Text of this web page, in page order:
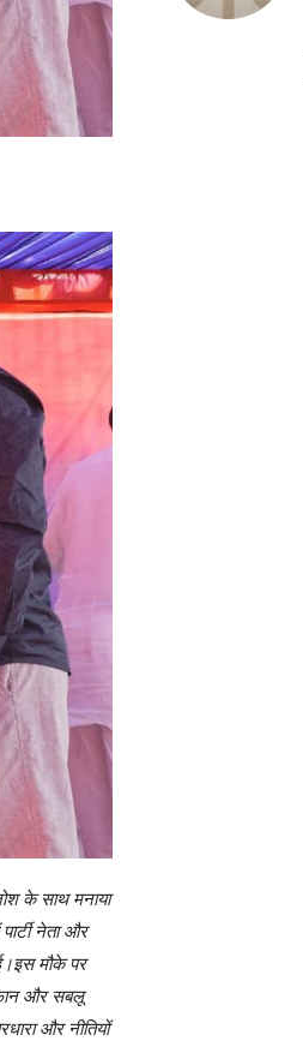
के साथ मनाया
नेता और
मौके पर
और सबलू
और नीतियों